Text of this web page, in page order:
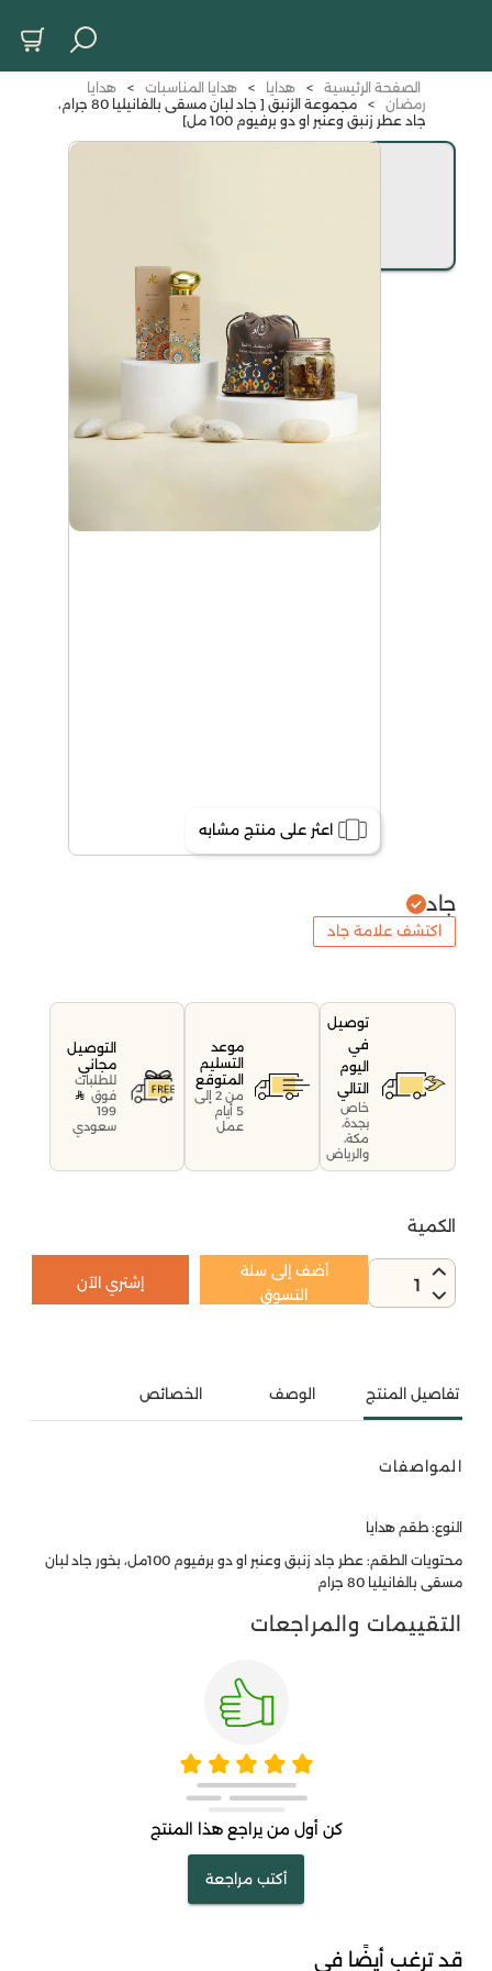
الصفحة الرئيسية > هدايا > هدايا المناسبات >
هدايا
رمضان
>
مجموعة الزنبق [ جاد لبان مسقى بالفانيليا 80 جرام،
جاد عطر زنبق وعنبر او دو برفيوم 100 مل]
اعثر على منتج مشابه
جاد
اكتشف علامة جاد
توصيل
في
اليوم
التالي
خاص
بجدة،
مكة،
والرياض
موعد
التسليم
المتوقع
من 2 إلى
5 أيام
عمل
التوصيل
مجاني
للطلبات
فوق
199
سعودي
الكمية
1
أضف إلى سلة
التسوق
إشتري الآن
تفاصيل المنتج الوصف الخصائص
المواصفات
النوع: طقم هدايا
محتويات الطقم: عطر جاد زنبق وعنبر او دو برفيوم 100مل، بخور جاد لبان
مسقى بالفانيليا 80 جرام
التقييمات والمراجعات
كن أول من يراجع هذا المنتج
أكتب مراجعة
قد ترغب أيضًا في